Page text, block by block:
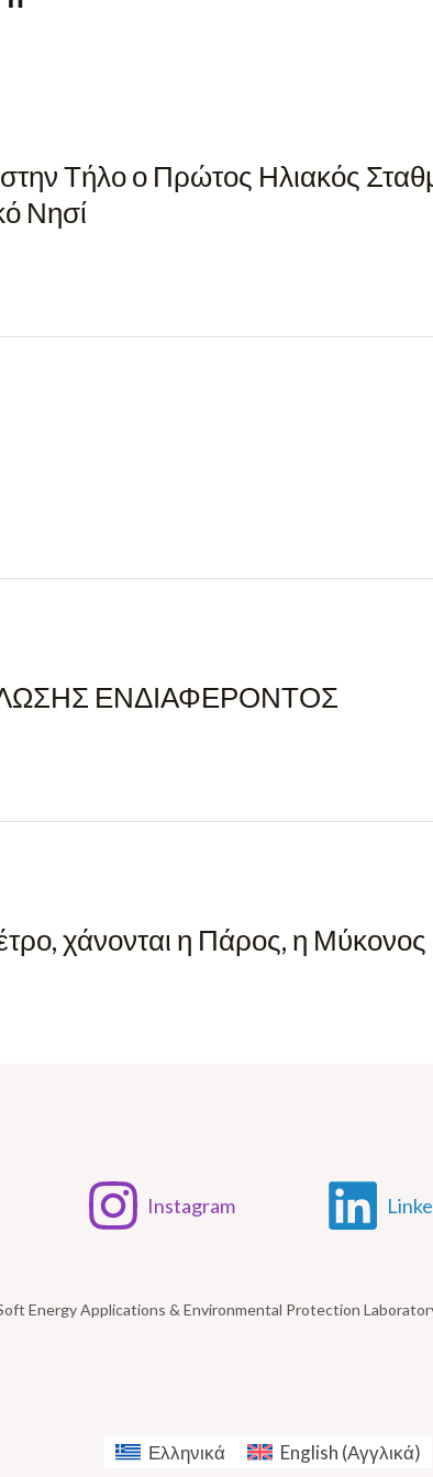
στην Τήλο ο Πρώτος Ηλιακός
Νησί
ΕΝΔΙΑΦΕΡΟΝΤΟΣ
χάνονται η Πάρος, η Μύκονος
Instagram
Energy Applications & Environmental Protection
Ελληνικά English (Αγγλικά)